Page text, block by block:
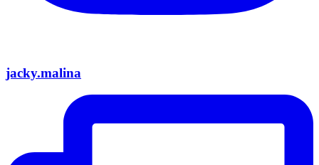
jacky.malina